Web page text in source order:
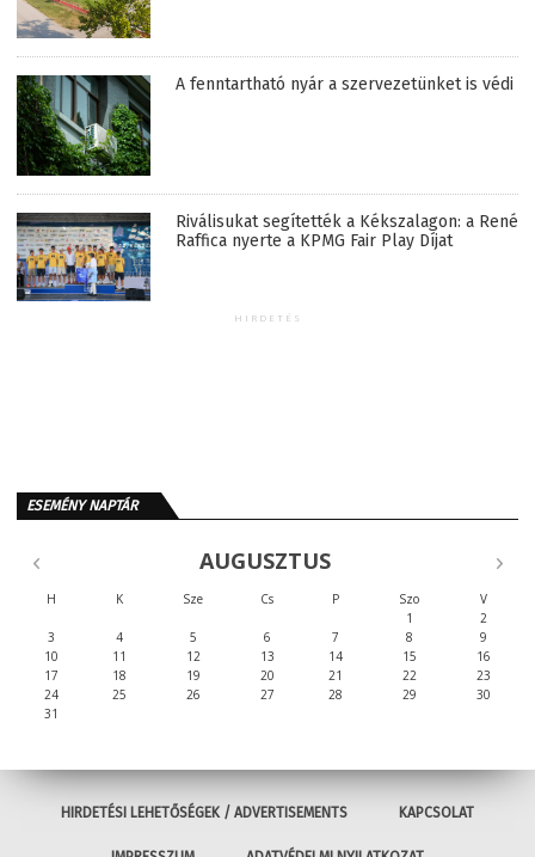
A fenntartható nyár a szervezetünket is védi
Riválisukat segítették a Kékszalagon: a René
Raffica nyerte a KPMG Fair Play Díjat
HIRDETÉS
ESEMÉNY NAPTÁR
AUGUSZTUS
H K Sze Cs P Szo
V
1
2
3
4 5 6 7 8
9
10
11 12 13 14 15
16
17
18 19 20 21 22
23
24
25 26 27 28 29
30
31
HIRDETÉSI LEHETŐSÉGEK / ADVERTISEMENTS KAPCSOLAT